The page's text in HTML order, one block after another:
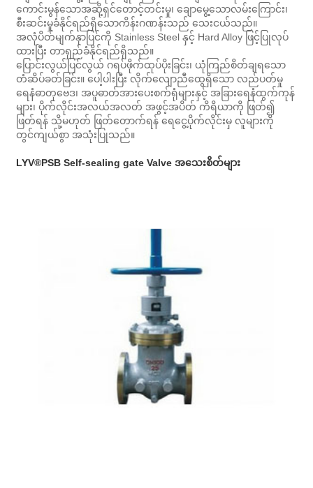
ကောင်းမွန်သောအဆို့ရှင်တောင့်တင်းမှု၊ ချောမွေ့သောလမ်းကြောင်း၊
စီးဆင်းမှုခံနိုင်ရည်ရှိသောကိန်းဂဏန်းသည် သေးငယ်သည်။
အလုံပိတ်မျက်နှာပြင်ကို Stainless Steel နှင့် Hard Alloy ဖြင့်ပြုလုပ်
ထားပြီး တာရှည်ခံနိုင်ရည်ရှိသည်။
ပြောင်းလွယ်ပြင်လွယ် ဂရပ်ဖိုက်ထုပ်ပိုးခြင်း၊ ယုံကြည်စိတ်ချရသော
တံဆိပ်ခတ်ခြင်း။ ပေါ့ပါးပြီး လိုက်လျောညီထွေရှိသော လည်ပတ်မှု
ရေနံဓာတုဗေဒ၊ အပူဓာတ်အားပေးစက်ရုံများနှင့် အခြားရေနံထွက်ကုန်
များ၊ ပိုက်လိုင်းအလယ်အလတ် အဖွင့်အပိတ် ကိရိယာကို ဖြတ်၍
ဖြတ်ရန် သို့မဟုတ် ဖြတ်တောက်ရန် ရေငွေ့ပိုက်လိုင်းမှ လူများကို
တွင်ကျယ်စွာ အသုံးပြုသည်။
LYV®PSB Self-sealing gate Valve အသေးစိတ်များ